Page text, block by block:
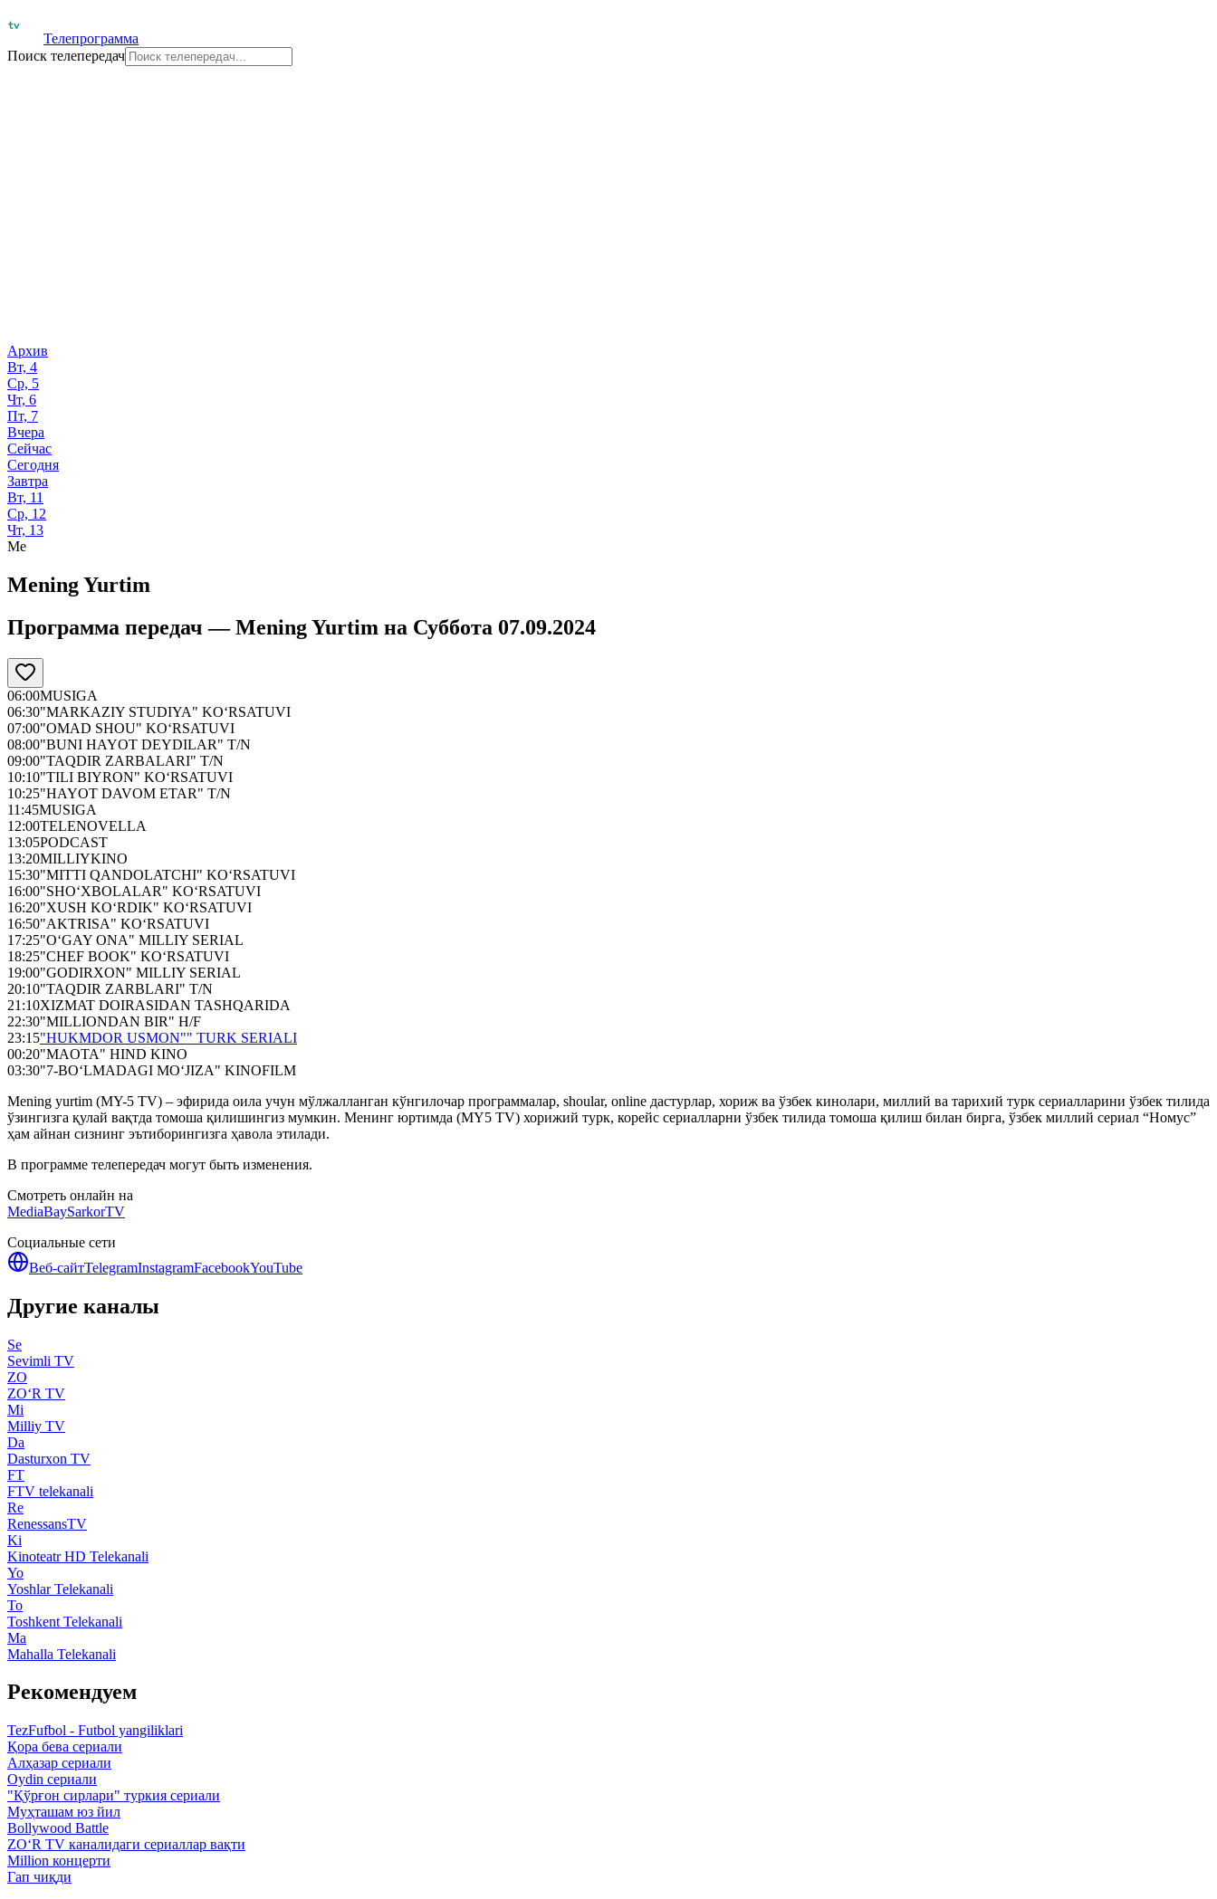
Телепрограмма
Поиск телепередач
Архив
Вт, 4
Ср, 5
Чт, 6
Пт, 7
Вчера
Сейчас
Сегодня
Завтра
Вт, 11
Ср, 12
Чт, 13
Me
Mening Yurtim
Программа передач —Mening Yurtim на Суббота 07.09.2024
06:00MUSIGA
06:30"MARKAZIY STUDIYA" KO‘RSATUVI
07:00"OMAD SHOU" KO‘RSATUVI
08:00"BUNI HAYOT DEYDILAR" T/N
09:00"TAQDIR ZARBALARI" T/N
10:10"TILI BIYRON" KO‘RSATUVI
10:25"HAYOT DAVOM ETAR" T/N
11:45MUSIGA
12:00TELENOVELLA
13:05PODCAST
13:20MILLIYKINO
15:30"MITTI QANDOLATCHI" KO‘RSATUVI
16:00"SHO‘XBOLALAR" KO‘RSATUVI
16:20"XUSH KO‘RDIK" KO‘RSATUVI
16:50"AKTRISA" KO‘RSATUVI
17:25"O‘GAY ONA" MILLIY SERIAL
18:25"CHEF BOOK" KO‘RSATUVI
19:00"GODIRXON" MILLIY SERIAL
20:10"TAQDIR ZARBLARI" T/N
21:10XIZMAT DOIRASIDAN TASHQARIDA
22:30"MILLIONDAN BIR" H/F
23:15"HUKMDOR USMON"" TURK SERIALI
00:20"MAOTA" HIND KINO
03:30"7-BO‘LMADAGI MO‘JIZA" KINOFILM
Mening yurtim (MY-5 TV) – эфирида оила учун мўлжалланган кўнгилочар программалар, shoular, online дастурлар, хориж ва ўзбек кинолари, миллий ва тарихий турк сериалларини ўзбек тилида
ўзингизга қулай вақтда томоша қилишингиз мумкин. Менинг юртимда (MY5 TV) хорижий турк, корейс сериалларни ўзбек тилида томоша қилиш билан бирга, ўзбек миллий сериал “Номус”
ҳам айнан сизнинг эътиборингизга ҳавола этилади.
В программе телепередач могут быть изменения.
Смотреть онлайн на
MediaBaySarkorTV
Социальные сети
Веб-сайтTelegramInstagramFacebookYouTube
Другие каналы
Se
Sevimli TV
ZO
ZO‘R TV
Mi
Milliy TV
Da
Dasturxon TV
FT
FTV telekanali
Re
RenessansTV
Ki
Kinoteatr HD Telekanali
Yo
Yoshlar Telekanali
To
Toshkent Telekanali
Ma
Mahalla Telekanali
Рекомендуем
TezFufbol - Futbol yangiliklari
Қора бева сериали
Алҳазар сериали
Oydin сериали
"Қўрғон сирлари" туркия сериали
Муҳташам юз йил
Bollywood Battle
ZO‘R TV каналидаги сериаллар вақти
Million концерти
Гап чиқди